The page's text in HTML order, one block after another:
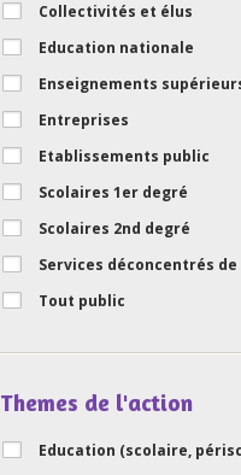
Collectivités et élus
Education nationale
Enseignements
Entreprises
Etablissements public
Scolaires 1er degré
Scolaires 2nd degré
Services déconcentrés
Tout public
Themes de l'action
Education (scolaire,